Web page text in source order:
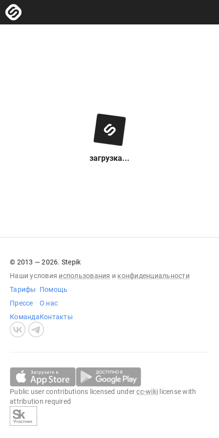
загрузка...
© 2013 — 2026. Stepik
Наши условия использования и конфиденциальности
Тарифы
Прессе
Команда
Помощь
О нас
Контакты
Public user contributions licensed undercc-wiki license with
attribution required